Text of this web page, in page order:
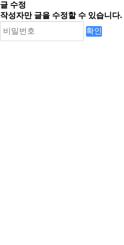
글 수정
작성자만 글을 수정할 수 있습니다.